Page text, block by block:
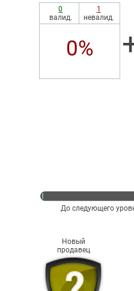
0
валид.
1
невалид.
0%
До следующего
Новый
продавец